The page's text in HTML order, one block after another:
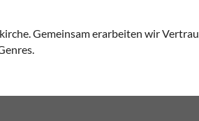
Gemeinsam erarbeiten wir